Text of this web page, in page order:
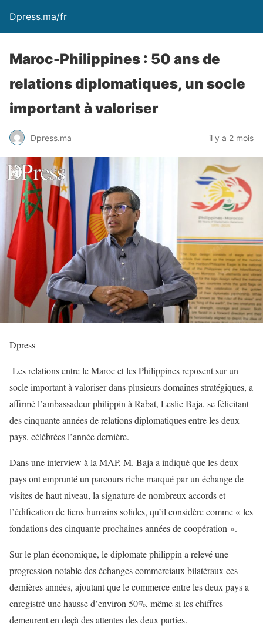
Dpress.ma/fr
Maroc-Philippines : 50 ans de
relations diplomatiques, un socle
important à valoriser
Dpress.ma il y a 2 mois
Dpress
Les relations entre le Maroc et les Philippines reposent sur un
socle important à valoriser dans plusieurs domaines stratégiques, a
affirmé l’ambassadeur philippin à Rabat, Leslie Baja, se félicitant
des cinquante années de relations diplomatiques entre les deux
pays, célébrées l’année dernière.
Dans une interview à la MAP, M. Baja a indiqué que les deux
pays ont emprunté un parcours riche marqué par un échange de
visites de haut niveau, la signature de nombreux accords et
l’édification de liens humains solides, qu’il considère comme « les
fondations des cinquante prochaines années de coopération ».
Sur le plan économique, le diplomate philippin a relevé une
progression notable des échanges commerciaux bilatéraux ces
dernières années, ajoutant que le commerce entre les deux pays a
enregistré une hausse d’environ 50%, même si les chiffres
demeurent en deçà des attentes des deux parties.